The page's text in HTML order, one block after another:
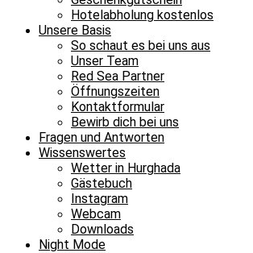
Hotelabholung kostenlos
Unsere Basis
So schaut es bei uns aus
Unser Team
Red Sea Partner
Öffnungszeiten
Kontaktformular
Bewirb dich bei uns
Fragen und Antworten
Wissenswertes
Wetter in Hurghada
Gästebuch
Instagram
Webcam
Downloads
Night Mode